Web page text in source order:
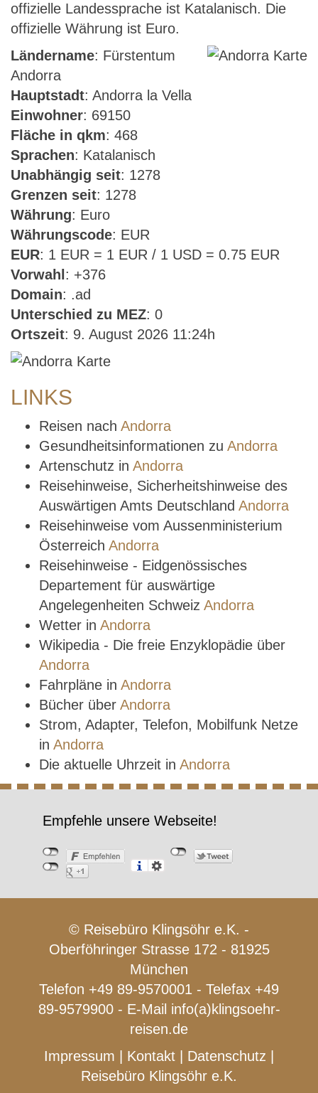
offizielle Landessprache ist Katalanisch. Die
offizielle Währung ist Euro.
Ländername: Fürstentum
Andorra
Hauptstadt: Andorra la Vella
Einwohner: 69150
Fläche in qkm: 468
Sprachen: Katalanisch
Unabhängig seit: 1278
Grenzen seit: 1278
Währung: Euro
Währungscode: EUR
EUR: 1 EUR = 1 EUR / 1 USD = 0.75 EUR
Vorwahl : +376
Domain: .ad
Unterschied zu MEZ: 0
Ortszeit: 9. August 2026 11:24h
LINKS
Reisen nach Andorra
Gesundheitsinformationen zu Andorra
Artenschutz in Andorra
Reisehinweise, Sicherheitshinweise des
Auswärtigen Amts Deutschland Andorra
Reisehinweise vom Aussenministerium
Österreich Andorra
Reisehinweise - Eidgenössisches
Departement für auswärtige
Angelegenheiten Schweiz Andorra
Wetter in Andorra
Wikipedia - Die freie Enzyklopädie über
Andorra
Fahrpläne in Andorra
Bücher über Andorra
Strom, Adapter, Telefon, Mobilfunk Netze
in Andorra
Die aktuelle Uhrzeit in Andorra
Empfehle unsere Webseite!
© Reisebüro Klingsöhr e.K. -
Oberföhringer Strasse 172 - 81925
München
Telefon +49 89-9570001 - Telefax +49
89-9579900 - E-Mail info(a)klingsoehr-
reisen.de
Impressum
Kontakt Datenschutz
Reisebüro Klingsöhr e.K.